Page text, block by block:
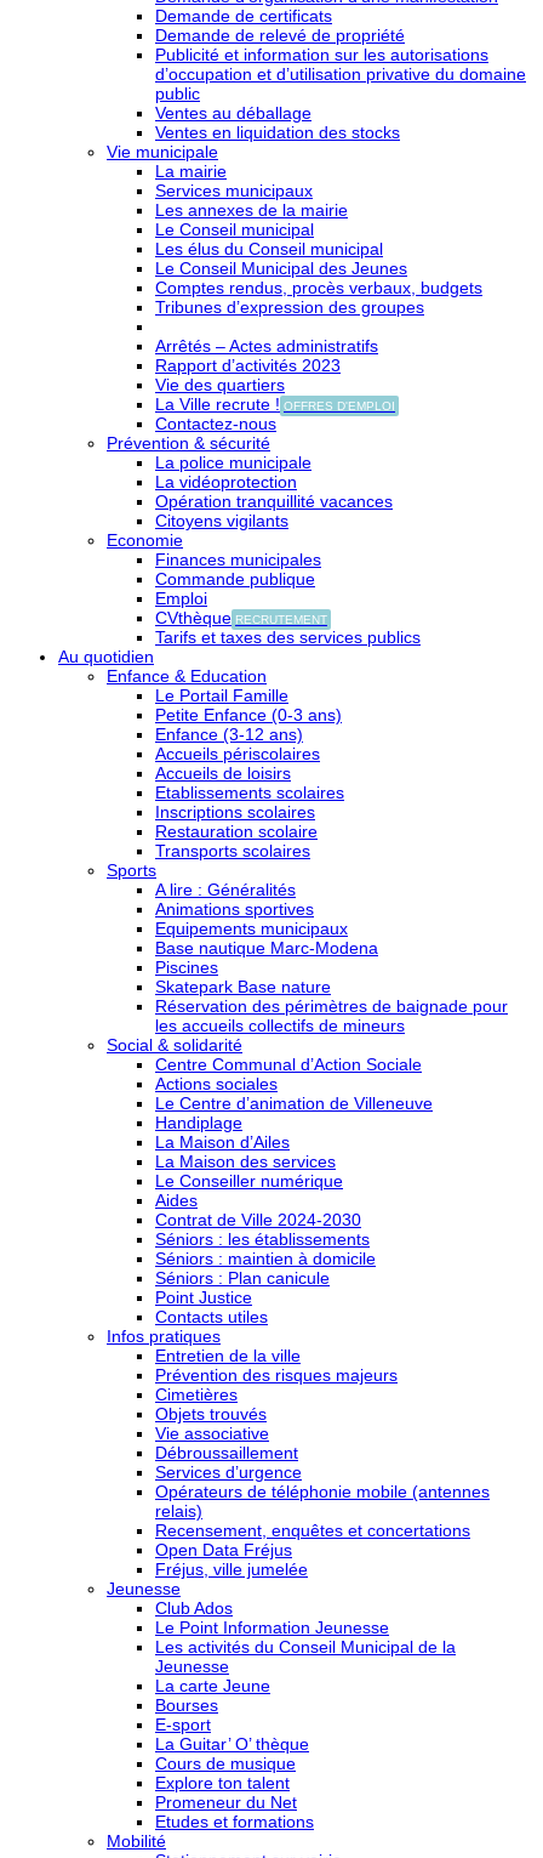
Demande de certificats
Demande de relevé de propriété
Publicité et information sur les autorisations
d’occupation et d’utilisation privative du domaine
public
Ventes au déballage
Ventes en liquidation des stocks
Vie municipale
La mairie
Services municipaux
Les annexes de la mairie
Le Conseil municipal
Les élus du Conseil municipal
Le Conseil Municipal des Jeunes
Comptes rendus, procès verbaux, budgets
Tribunes d’expression des groupes
Arrêtés – Actes administratifs
Rapport d’activités 2023
Vie des quartiers
La Ville recrute ! OFFRES D'EMPLOI
Contactez-nous
Prévention & sécurité
La police municipale
La vidéoprotection
Opération tranquillité vacances
Citoyens vigilants
Economie
Finances municipales
Commande publique
Emploi
CVthèque RECRUTEMENT
Tarifs et taxes des services publics
Au quotidien
Enfance & Education
Le Portail Famille
Petite Enfance (0-3 ans)
Enfance (3-12 ans)
Accueils périscolaires
Accueils de loisirs
Etablissements scolaires
Inscriptions scolaires
Restauration scolaire
Transports scolaires
Sports
A lire : Généralités
Animations sportives
Equipements municipaux
Base nautique Marc-Modena
Piscines
Skatepark Base nature
Réservation des périmètres de baignade pour
les accueils collectifs de mineurs
Social & solidarité
Centre Communal d’Action Sociale
Actions sociales
Le Centre d’animation de Villeneuve
Handiplage
La Maison d’Ailes
La Maison des services
Le Conseiller numérique
Aides
Contrat de Ville 2024-2030
Séniors : les établissements
Séniors : maintien à domicile
Séniors : Plan canicule
Point Justice
Contacts utiles
Infos pratiques
Entretien de la ville
Prévention des risques majeurs
Cimetières
Objets trouvés
Vie associative
Débroussaillement
Services d’urgence
Opérateurs de téléphonie mobile (antennes
relais)
Recensement, enquêtes et concertations
Open Data Fréjus
Fréjus, ville jumelée
Jeunesse
Club Ados
Le Point Information Jeunesse
Les activités du Conseil Municipal de la
Jeunesse
La carte Jeune
Bourses
E-sport
La Guitar’ O’ thèque
Cours de musique
Explore ton talent
Promeneur du Net
Etudes et formations
Mobilité